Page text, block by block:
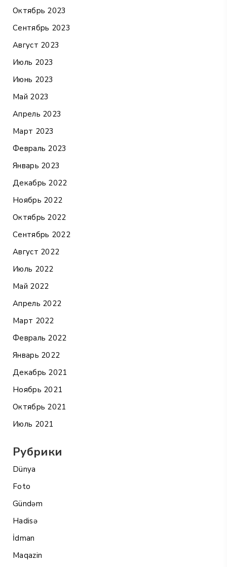
Октябрь 2023
Сентябрь 2023
Август 2023
Июль 2023
Июнь 2023
Май 2023
Апрель 2023
Март 2023
Февраль 2023
Январь 2023
Декабрь 2022
Ноябрь 2022
Октябрь 2022
Сентябрь 2022
Август 2022
Июль 2022
Май 2022
Апрель 2022
Март 2022
Февраль 2022
Январь 2022
Декабрь 2021
Ноябрь 2021
Октябрь 2021
Июль 2021
Рубрики
Dünya
Foto
Gündəm
Hadisə
İdman
Maqazin